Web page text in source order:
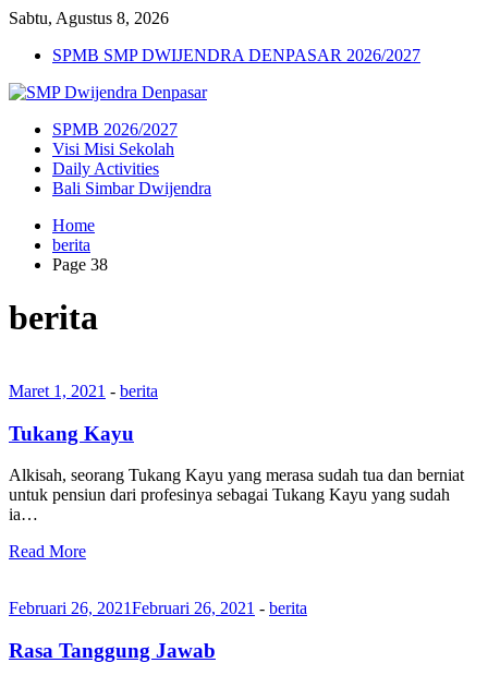
Sabtu, Agustus 8, 2026
SPMB SMP DWIJENDRA DENPASAR 2026/2027
SPMB 2026/2027
Visi Misi Sekolah
Daily Activities
Bali Simbar Dwijendra
Home
berita
Page 38
berita
Maret 1, 2021 - berita
Tukang Kayu
Alkisah, seorang Tukang Kayu yang merasa sudah tua dan berniat
untuk pensiun dari profesinya sebagai Tukang Kayu yang sudah
ia…
Read More
Februari 26, 2021Februari 26, 2021 - berita
Rasa Tanggung Jawab